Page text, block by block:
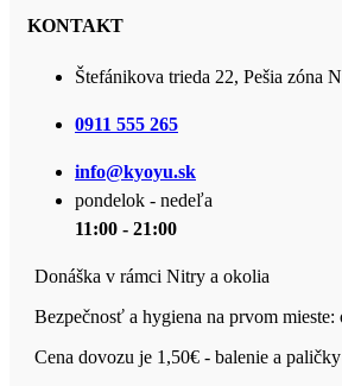
KONTAKT
Štefánikova trieda 22, Pešia zóna
0911 555 265
info@kyoyu.sk
pondelok - nedeľa
11:00 - 21:00
Donáška v rámci Nitry a okolia
Bezpečnosť a hygiena na prvom mieste:
Cena dovozu je 1,50€ - balenie a